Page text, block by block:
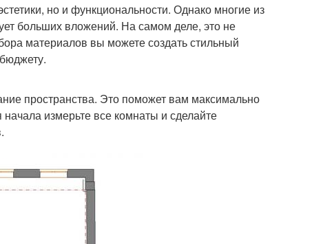
но и функциональности. Однако многие из
больших вложений. На самом деле, это не
материалов вы можете создать стильный
пространства. Это поможет вам максимально
измерьте все комнаты и сделайте